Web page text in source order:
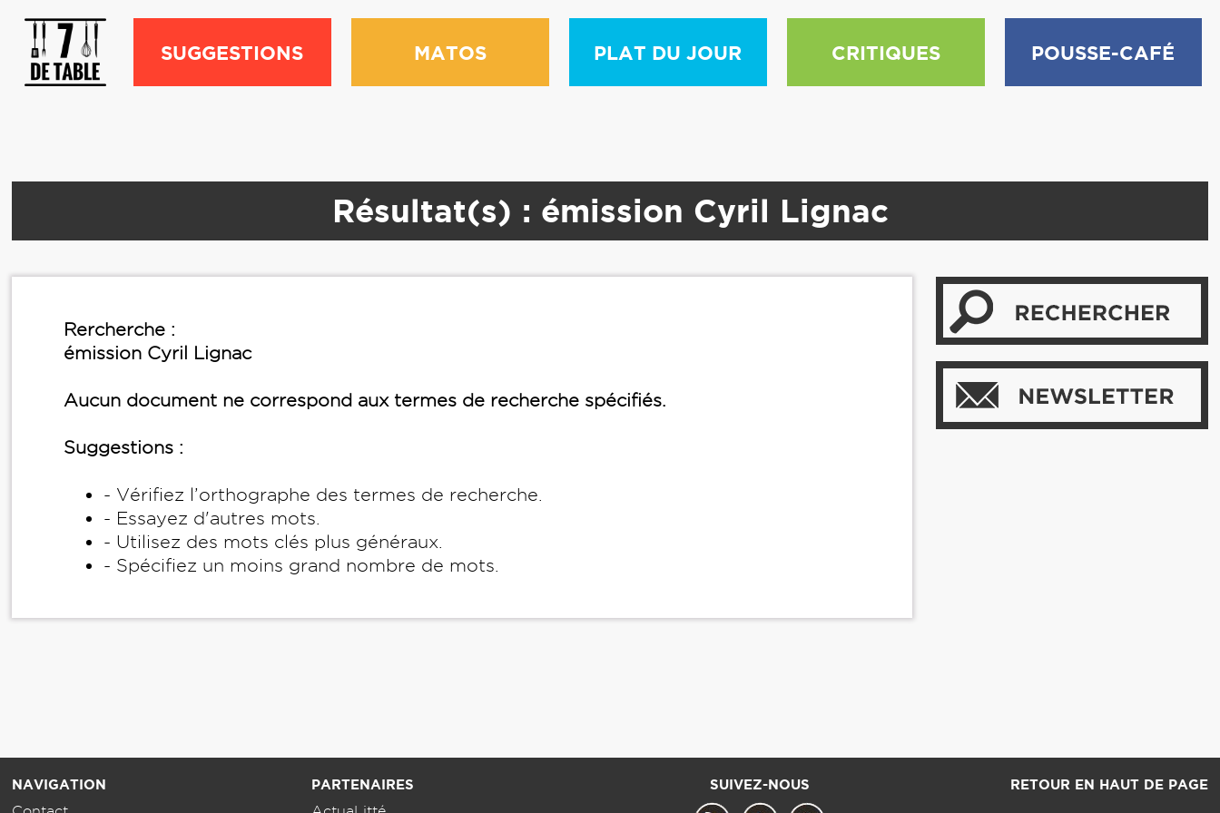
SUGGESTIONS MATOS PLAT DU JOUR CRITIQUES POUSSE-CAFÉ
Résultat(s) : émission Cyril Lignac
Rercherche :
émission Cyril Lignac
Aucun document ne correspond aux termes de recherche spécifiés.
Suggestions :
- Vérifiez l’orthographe des termes de recherche.
- Essayez d'autres mots.
- Utilisez des mots clés plus généraux.
- Spécifiez un moins grand nombre de mots.
NAVIGATION
PARTENAIRES
SUIVEZ-NOUS RETOUR EN HAUT DE PAGE